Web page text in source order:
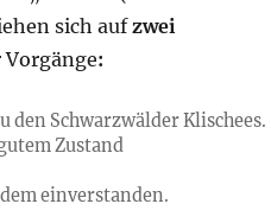
sich aufzwei
:
den Schwarzwälder Klischees.
Zustand
einverstanden.